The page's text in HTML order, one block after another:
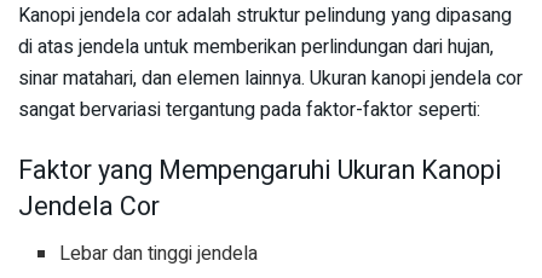
Kanopi jendela cor adalah struktur pelindung yang dipasang
di atas jendela untuk memberikan perlindungan dari hujan,
sinar matahari, dan elemen lainnya. Ukuran kanopi jendela cor
sangat bervariasi tergantung pada faktor-faktor seperti:
Faktor yang Mempengaruhi Ukuran Kanopi
Jendela Cor
Lebar dan tinggi jendela